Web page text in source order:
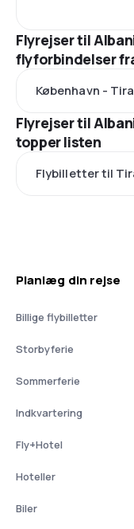
Flyrejser til
flyforbindelser
København -
Flyrejser til
topper listen
Flybilletter til
Planlæg din rejse
Billige flybilletter
Storbyferie
Sommerferie
Indkvartering
Fly+Hotel
Hoteller
Biler